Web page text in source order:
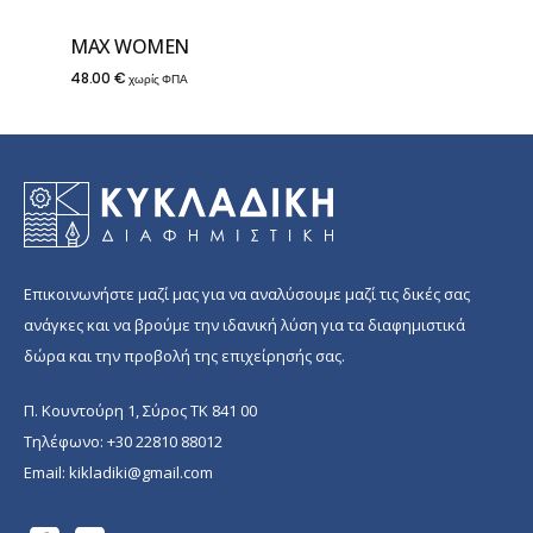
MAX WOMEN
48.00 € χωρίς ΦΠΑ
Επικοινωνήστε μαζί μας για να αναλύσουμε μαζί τις δικές σας
ανάγκες και να βρούμε την ιδανική λύση για τα διαφημιστικά
δώρα και την προβολή της επιχείρησής σας.
Π. Κουντούρη 1, Σύρος ΤΚ 841 00
Τηλέφωνο: +30 22810 88012
Email: kikladiki@gmail.com